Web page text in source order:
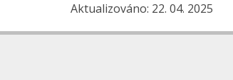
Aktualizováno: 22. 04. 2025